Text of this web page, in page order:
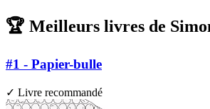
🏆 Meilleurs livres de
#1 - Papier-bulle
✓ Livre recommandé